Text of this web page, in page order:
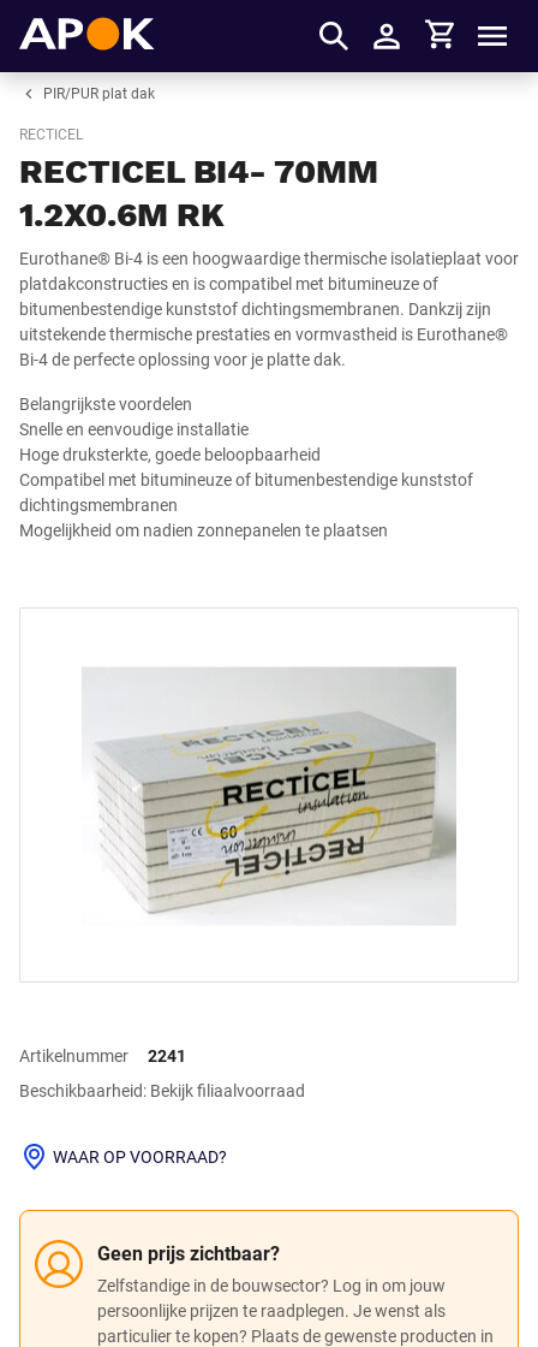
Inloggen
Winkelmandje
PIR/PUR plat dak
RECTICEL
RECTICEL BI4- 70MM
1.2X0.6M RK
Eurothane® Bi-4 is een hoogwaardige thermische isolatieplaat voor
platdakconstructies en is compatibel met bitumineuze of
bitumenbestendige kunststof dichtingsmembranen. Dankzij zijn
uitstekende thermische prestaties en vormvastheid is Eurothane®
Bi-4 de perfecte oplossing voor je platte dak.
Belangrijkste voordelen
Snelle en eenvoudige installatie
Hoge druksterkte, goede beloopbaarheid
Compatibel met bitumineuze of bitumenbestendige kunststof
dichtingsmembranen
Mogelijkheid om nadien zonnepanelen te plaatsen
Artikelnummer
2241
Beschikbaarheid: Bekijk filiaalvoorraad
Geen prijs zichtbaar?
Zelfstandige in de bouwsector? Log in om jouw
persoonlijke prijzen te raadplegen. Je wenst als
particulier te kopen? Plaats de gewenste producten in
WAAR OP VOORRAAD?